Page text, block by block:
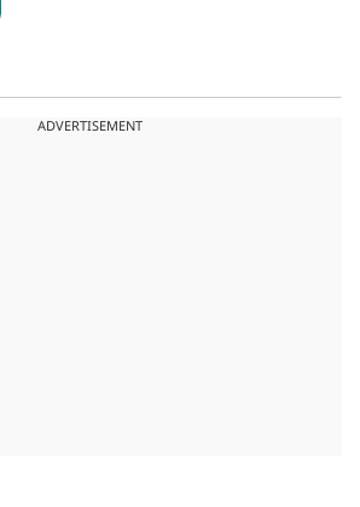
ADVERTISEMENT